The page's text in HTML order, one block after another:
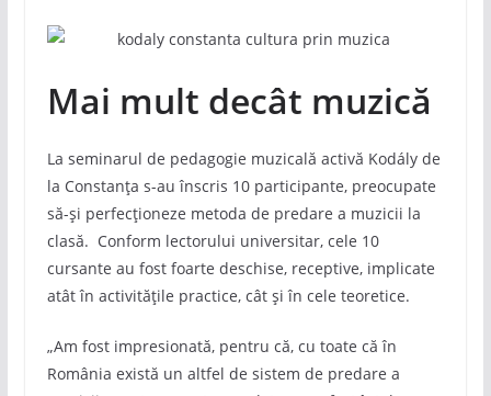
Mai mult decât muzică
La seminarul de pedagogie muzicală activă Kodály de
la Constanța s-au înscris 10 participante, preocupate
să-și perfecționeze metoda de predare a muzicii la
clasă. Conform lectorului universitar, cele 10
cursante au fost foarte deschise, receptive, implicate
atât în activitățile practice, cât și în cele teoretice.
„Am fost impresionată, pentru că, cu toate că în
România există un altfel de sistem de predare a